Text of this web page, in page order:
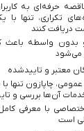
حرفه‌ای به
تکراری، تنها
دریافت کنند
و بدون واسطه
می‌شود
معتبر و تایید‌شده
چاپازون تنها
آن‌ها بررسی و
با معرفی
است